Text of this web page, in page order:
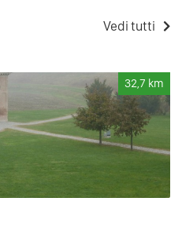
Vedi tutti
32,7 km